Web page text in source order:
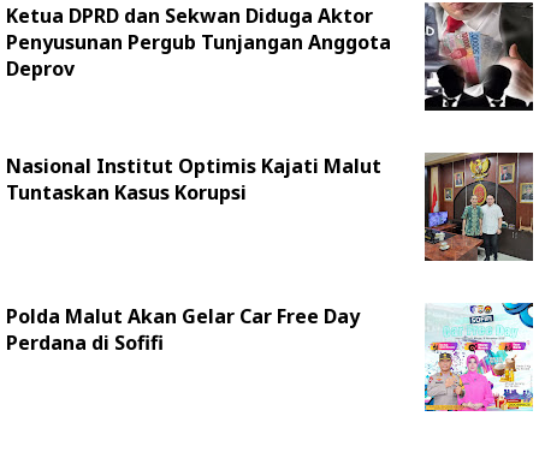
Ketua DPRD dan Sekwan Diduga Aktor
Penyusunan Pergub Tunjangan Anggota
Deprov
Nasional Institut Optimis Kajati Malut
Tuntaskan Kasus Korupsi
Polda Malut Akan Gelar Car Free Day
Perdana di Sofifi